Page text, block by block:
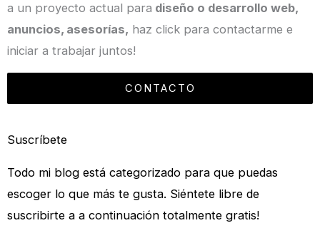
a un proyecto actual para diseño o desarrollo web,
anuncios, asesorías, haz click para contactarme e
iniciar a trabajar juntos!
CONTACTO
Suscríbete
Todo mi blog está categorizado para que puedas
escoger lo que más te gusta. Siéntete libre de
suscribirte a a continuación totalmente gratis!